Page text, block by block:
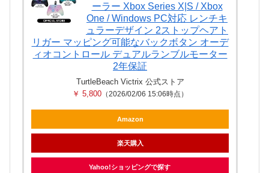
ーラー Xbox Series X|S / Xbox
One / Windows PC対応 レンチキ
ュラーデザイン 2ストップヘアト
リガー マッピング可能なバックボタン オーデ
ィオコントロール デュアルランブルモーター
2年保証
TurtleBeach Victrix 公式ストア
￥ 5,800 （2026/02/06 15:06時点）
Amazon
楽天購入
Yahoo!ショッピングで探す